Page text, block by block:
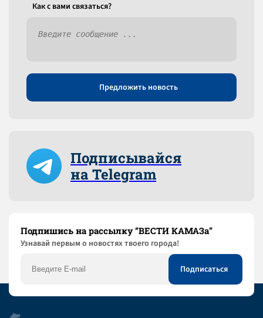
Как c вами связаться?
Предложить новость
Подписывайся
на Telegram
Подпишись на рассылку “ВЕСТИ КАМАЗа”
Узнaвай первым о новостях твоего города!